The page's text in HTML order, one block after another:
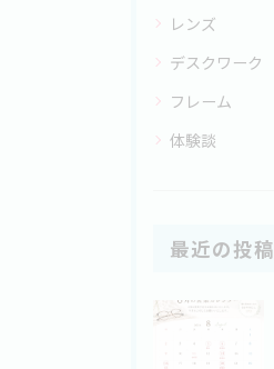
レンズ
デスクワーク
フレーム
体験談
最近の投稿